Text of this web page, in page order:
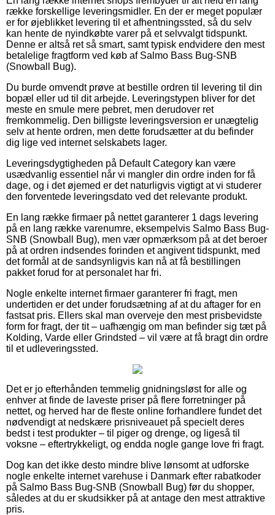
række forskellige leveringsmidler. En der er meget populær
er for øjeblikket levering til et afhentningssted, så du selv
kan hente de nyindkøbte varer på et selvvalgt tidspunkt.
Denne er altså ret så smart, samt typisk endvidere den mest
betalelige fragtform ved køb af Salmo Bass Bug-SNB
(Snowball Bug).
Du burde omvendt prøve at bestille ordren til levering til din
bopæl eller ud til dit arbejde. Leveringstypen bliver for det
meste en smule mere pebret, men derudover ret
fremkommelig. Den billigste leveringsversion er unægtelig
selv at hente ordren, men dette forudsætter at du befinder
dig lige ved internet selskabets lager.
Leveringsdygtigheden på Default Category kan være
usædvanlig essentiel når vi mangler din ordre inden for få
dage, og i det øjemed er det naturligvis vigtigt at vi studerer
den forventede leveringsdato ved det relevante produkt.
En lang række firmaer på nettet garanterer 1 dags levering
på en lang række varenumre, eksempelvis Salmo Bass Bug-
SNB (Snowball Bug), men vær opmærksom på at det beroer
på at ordren indsendes forinden et angivent tidspunkt, med
det formål at de sandsynligvis kan nå at få bestillingen
pakket forud for at personalet har fri.
Nogle enkelte internet firmaer garanterer fri fragt, men
undertiden er det under forudsætning af at du aftager for en
fastsat pris. Ellers skal man overveje den mest prisbevidste
form for fragt, der tit – uafhængig om man befinder sig tæt på
Kolding, Varde eller Grindsted – vil være at få bragt din ordre
til et udleveringssted.
Det er jo efterhånden temmelig gnidningsløst for alle og
enhver at finde de laveste priser på flere forretninger på
nettet, og herved har de fleste online forhandlere fundet det
nødvendigt at nedskære prisniveauet på specielt deres
bedst i test produkter – til piger og drenge, og ligeså til
voksne – eftertrykkeligt, og endda nogle gange love fri fragt.
Dog kan det ikke desto mindre blive lønsomt at udforske
nogle enkelte internet varehuse i Danmark efter rabatkoder
på Salmo Bass Bug-SNB (Snowball Bug) før du shopper,
således at du er skudsikker på at antage den mest attraktive
pris.